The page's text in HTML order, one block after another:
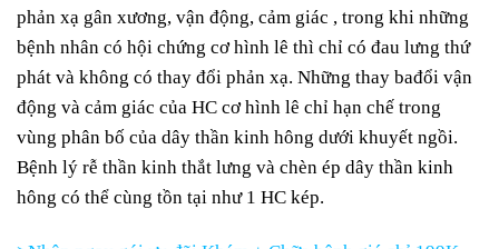
phản xạ gân xương, vận động, cảm giác , trong khi những
bệnh nhân có hội chứng cơ hình lê thì chỉ có đau lưng thứ
phát và không có thay đổi phản xạ. Những thay bađổi vận
động và cảm giác của HC cơ hình lê chỉ hạn chế trong
vùng phân bố của dây thần kinh hông dưới khuyết ngồi.
Bệnh lý rễ thần kinh thắt lưng và chèn ép dây thần kinh
hông có thể cùng tồn tại như 1 HC kép.